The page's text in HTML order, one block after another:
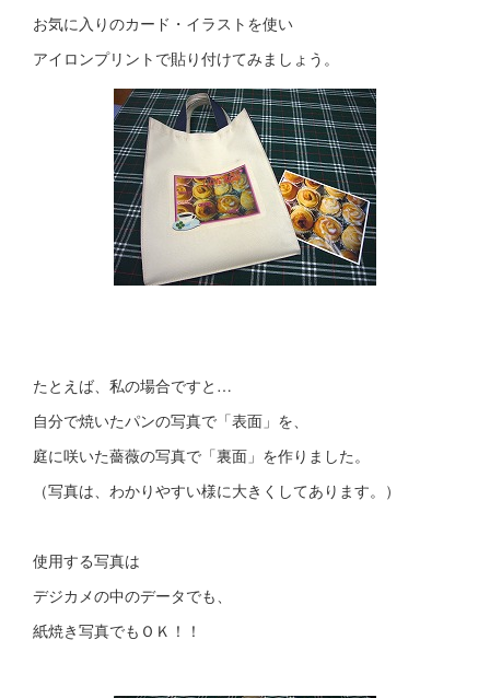
お気に入りのカード・イラストを使い
アイロンプリントで貼り付けてみましょう。
たとえば、私の場合ですと…
自分で焼いたパンの写真で「表面」を、
庭に咲いた薔薇の写真で「裏面」を作りました。
（写真は、わかりやすい様に大きくしてあります。）
使用する写真は
デジカメの中のデータでも、
紙焼き写真でもＯＫ！！